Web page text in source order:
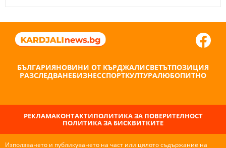
БЪЛГАРИЯНОВИНИ ОТ КЪРДЖАЛИСВЕТЪТПОЗИЦИЯ
РАЗСЛЕДВАНЕБИЗНЕССПОРТКУЛТУРАЛЮБОПИТНО
РЕКЛАМАКОНТАКТИПОЛИТИКА ЗА ПОВЕРИТЕЛНОСТ
ПОЛИТИКА ЗА БИСКВИТКИТЕ
Използването и публикуването на част или цялото съдържание на